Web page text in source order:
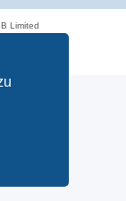
Limited